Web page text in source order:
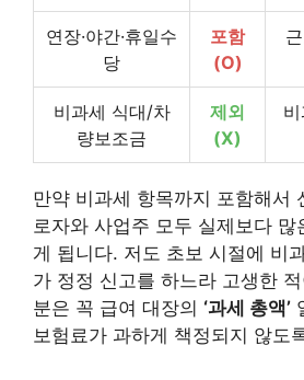
연장·야간·휴일수
당
포함
(O)
비과세 식대/차
량보조금
제외
(X)
만약 비과세 항목까지 포함해서
로자와 사업주 모두 실제보다 많
게 됩니다. 저도 초보 시절에 비
가 정정 신고를 하느라 고생한
분은 꼭 급여 대장의 ‘과세 총액’
보험료가 과하게 책정되지 않도